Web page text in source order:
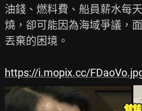
油錢、燃料費、船員薪水每
燒，卻可能因為海域爭議，
丟棄的困境。
https://i.mopix.cc/